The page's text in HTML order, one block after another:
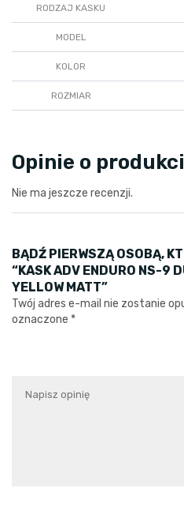
RODZAJ KASKU
MODEL
KOLOR
ROZMIAR
Opinie o
Nie ma jeszcze recenzji.
BĄDŹ PIERWSZĄ OSOBĄ,
“KASK ADV ENDURO NS-9
YELLOW MATT”
Twój adres e-mail nie zostanie
oznaczone *